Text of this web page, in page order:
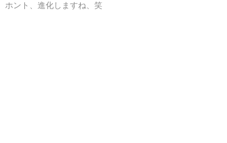
ホント、進化しますね、笑